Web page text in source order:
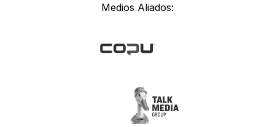
Medios Aliados: